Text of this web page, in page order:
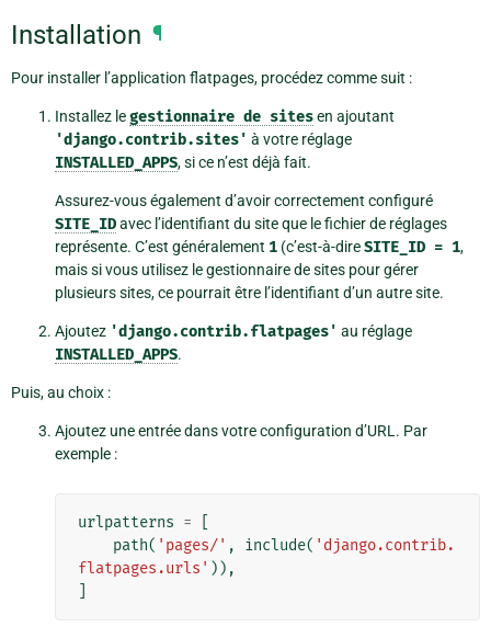
Installation ¶
Pour installer l’application flatpages, procédez comme suit :
Installez legestionnaire de sitesen ajoutant
'django.contrib.sites' à votre réglage
INSTALLED_APPS, si ce n’est déjà fait.
Assurez-vous également d’avoir correctement configuré
SITE_IDavec l’identifiant du site que le fichier de réglages
représente. C’est généralement 1 (c’est-à-direSITE_ID = 1,
mais si vous utilisez le gestionnaire de sites pour gérer
plusieurs sites, ce pourrait être l’identifiant d’un autre site.
Ajoutez 'django.contrib.flatpages' au réglage
INSTALLED_APPS.
Puis, au choix :
Ajoutez une entrée dans votre configuration d’URL. Par
exemple :
urlpatterns =
path( 'pages/' , include( 'django.contrib.
flatpages.urls' )),